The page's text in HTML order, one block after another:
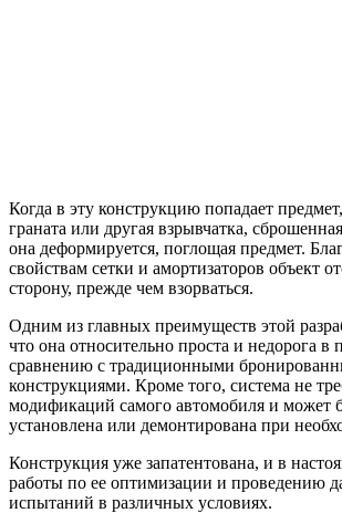
Когда в эту конструкцию попадает
граната или другая взрывчатка,
она деформируется, поглощая предмет.
свойствам сетки и амортизаторов объект
сторону, прежде чем взорваться.
Одним из главных преимуществ этой
что она относительно проста и недорога в
сравнению с традиционными
конструкциями. Кроме того, система не
модификаций самого автомобиля и может
установлена или демонтирована при
Конструкция уже запатентована, и в
работы по ее оптимизации и проведению
испытаний в различных условиях.